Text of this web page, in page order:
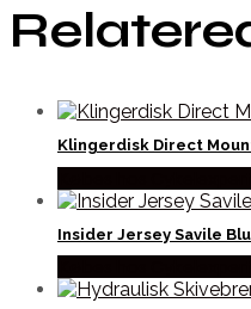
Klingerdisk Direct
Insider Jersey Savile